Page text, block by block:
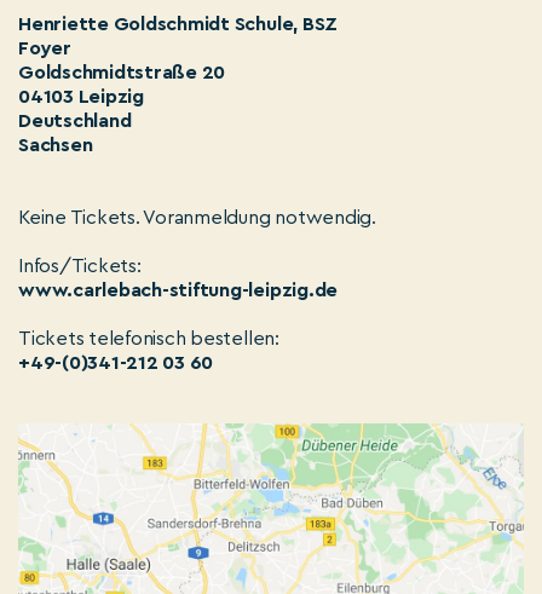
Henriette Goldschmidt Schule, BSZ
Foyer
Goldschmidtstraße 20
04103 Leipzig
Deutschland
Sachsen
Keine Tickets. Voranmeldung notwendig.
Infos/Tickets:
www.carlebach-stiftung-leipzig.de
Tickets telefonisch bestellen:
+49-(0)341-212 03 60